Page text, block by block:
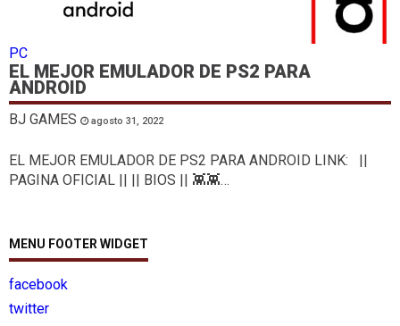
PC
EL MEJOR EMULADOR DE PS2 PARA
ANDROID
BJ GAMES agosto 31, 2022
EL MEJOR EMULADOR DE PS2 PARA ANDROID LINK: ||
PAGINA OFICIAL || || BIOS || 👾👾…
MENU FOOTER WIDGET
facebook
twitter